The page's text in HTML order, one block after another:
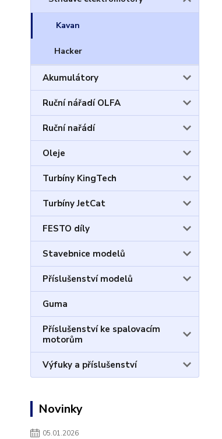
Kavan
Hacker
Akumulátory
Ruční nářadí OLFA
Ruční nařádí
Oleje
Turbíny KingTech
Turbíny JetCat
FESTO díly
Stavebnice modelů
Příslušenství modelů
Guma
Příslušenství ke spalovacím
motorům
Výfuky a příslušenství
Novinky
05.01.2026